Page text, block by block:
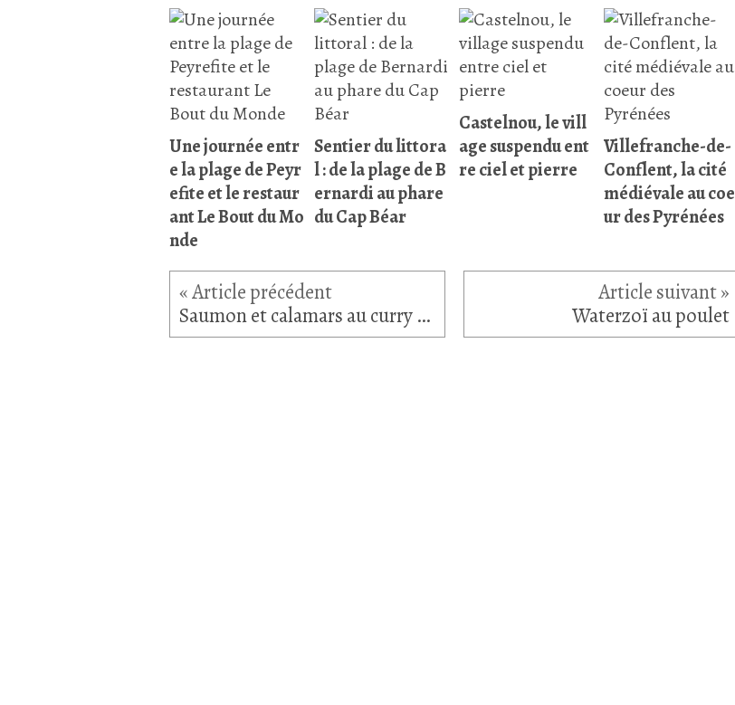
Une journée entr
e la plage de Peyr
efite et le restaur
ant Le Bout du Mo
nde
Sentier du littora
l : de la plage de B
ernardi au phare
du Cap Béar
Castelnou, le vill
age suspendu ent
re ciel et pierre
Villefranche-de-
Conflent, la cité
médiévale au coe
ur des Pyrénées
Saumon et calamars au curry rouge Waterzoï au poulet